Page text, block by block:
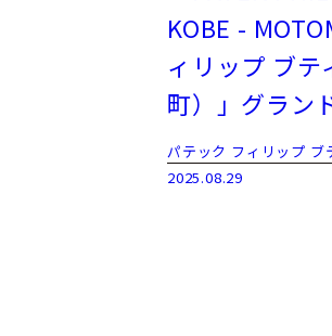
KOBE -
ィリップ ブテ
町）」グラン
パテック フィリップ ブ
2025.08.29